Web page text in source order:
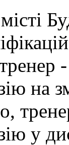
на
у